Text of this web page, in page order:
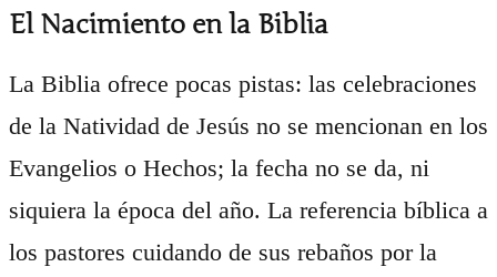
El Nacimiento en la Biblia
La Biblia ofrece pocas pistas: las celebraciones
de la Natividad de Jesús no se mencionan en los
Evangelios o Hechos; la fecha no se da, ni
siquiera la época del año. La referencia bíblica a
los pastores cuidando de sus rebaños por la